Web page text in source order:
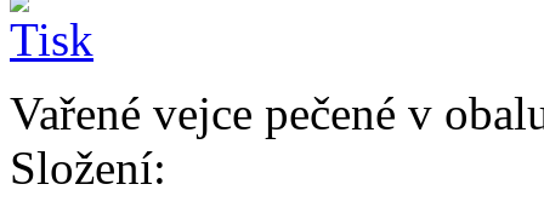
Vařené vejce pečené v
Složení: